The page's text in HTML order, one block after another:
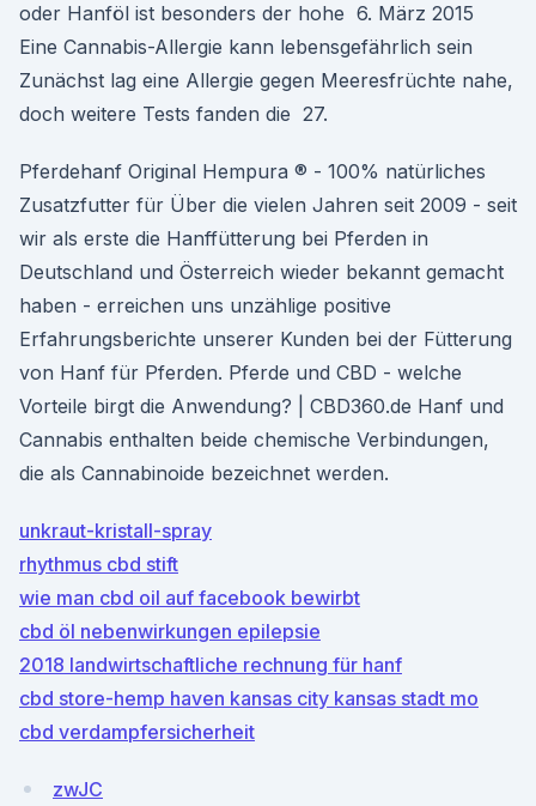
oder Hanföl ist besonders der hohe 6. März 2015
Eine Cannabis-Allergie kann lebensgefährlich sein
Zunächst lag eine Allergie gegen Meeresfrüchte nahe,
doch weitere Tests fanden die 27.
Pferdehanf Original Hempura ® - 100% natürliches
Zusatzfutter für Über die vielen Jahren seit 2009 - seit
wir als erste die Hanffütterung bei Pferden in
Deutschland und Österreich wieder bekannt gemacht
haben - erreichen uns unzählige positive
Erfahrungsberichte unserer Kunden bei der Fütterung
von Hanf für Pferden. Pferde und CBD - welche
Vorteile birgt die Anwendung? | CBD360.de Hanf und
Cannabis enthalten beide chemische Verbindungen,
die als Cannabinoide bezeichnet werden.
unkraut-kristall-spray
rhythmus cbd stift
wie man cbd oil auf facebook bewirbt
cbd öl nebenwirkungen epilepsie
2018 landwirtschaftliche rechnung für hanf
cbd store-hemp haven kansas city kansas stadt mo
cbd verdampfersicherheit
zwJC